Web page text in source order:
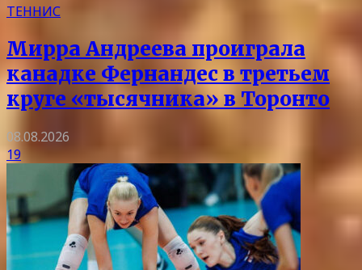
ТЕННИС
Мирра Андреева проиграла
канадке Фернандес в третьем
круге «тысячника» в Торонто
08.08.2026
19